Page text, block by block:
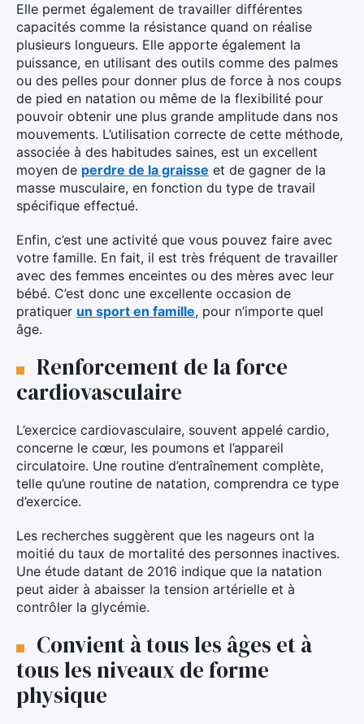
Elle permet également de travailler différentes
capacités comme la résistance quand on réalise
plusieurs longueurs. Elle apporte également la
puissance, en utilisant des outils comme des palmes
ou des pelles pour donner plus de force à nos coups
de pied en natation ou même de la flexibilité pour
pouvoir obtenir une plus grande amplitude dans nos
mouvements. L’utilisation correcte de cette méthode,
associée à des habitudes saines, est un excellent
moyen de perdre de la graisse et de gagner de la
masse musculaire, en fonction du type de travail
spécifique effectué.
Enfin, c’est une activité que vous pouvez faire avec
votre famille. En fait, il est très fréquent de travailler
avec des femmes enceintes ou des mères avec leur
bébé. C’est donc une excellente occasion de
pratiquer un sport en famille, pour n’importe quel
âge.
Renforcement de la force
cardiovasculaire
L’exercice cardiovasculaire, souvent appelé cardio,
concerne le cœur, les poumons et l’appareil
circulatoire. Une routine d’entraînement complète,
telle qu’une routine de natation, comprendra ce type
d’exercice.
Les recherches suggèrent que les nageurs ont la
moitié du taux de mortalité des personnes inactives.
Une étude datant de 2016 indique que la natation
peut aider à abaisser la tension artérielle et à
contrôler la glycémie.
Convient à tous les âges et à
tous les niveaux de forme
physique